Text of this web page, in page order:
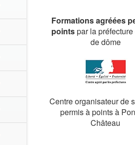
Formations agréées
pointspar la
de dôme
Centre organisateur de
permis à points à
Château